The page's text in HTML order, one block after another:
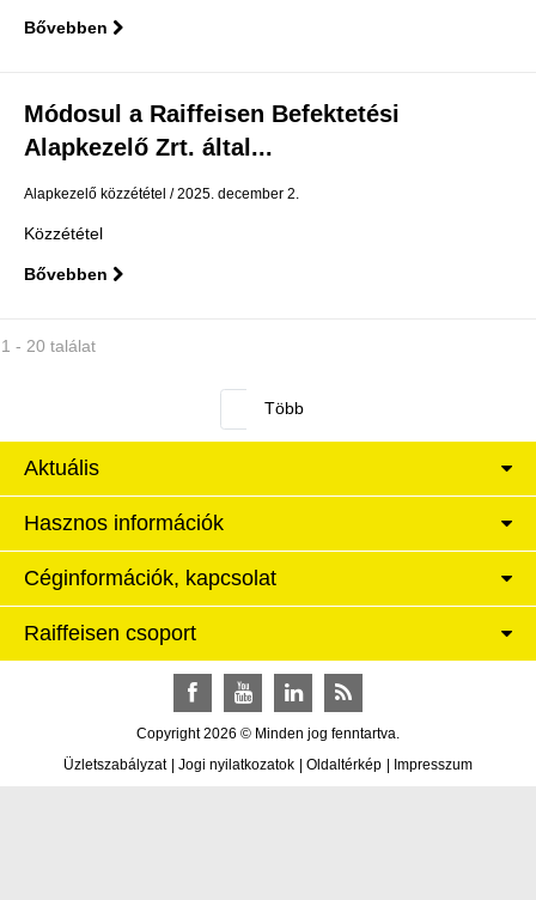
Bővebben
Módosul a Raiffeisen Befektetési
Alapkezelő Zrt. által...
Alapkezelő közzététel 2025. december 2.
Közzététel
Bővebben
1 - 20 találat
Aktuális
Hasznos információk
Céginformációk, kapcsolat
Raiffeisen csoport
Copyright 2026 © Minden jog fenntartva.
FacebookYouTubeLinkedInRSS
Üzletszabályzat | Jogi nyilatkozatok | Oldaltérkép | Impresszum